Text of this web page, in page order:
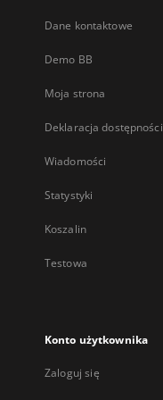
Dane kontaktowe
Demo BB
Moja strona
Deklaracja dostępności
Wiadomości
Statystyki
Koszalin
Testowa
Konto użytkownika
Zaloguj się